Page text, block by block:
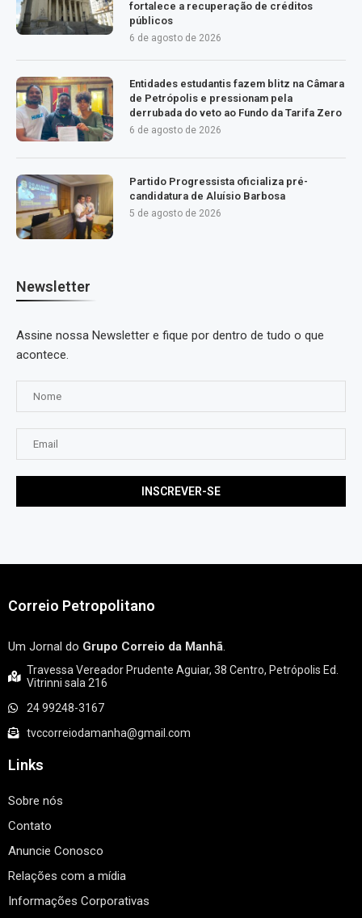
fortalece a recuperação de créditos
públicos
6 de agosto de 2026
Entidades estudantis fazem blitz na Câmara
de Petrópolis e pressionam pela
derrubada do veto ao Fundo da Tarifa Zero
6 de agosto de 2026
Partido Progressista oficializa pré-
candidatura de Aluísio Barbosa
5 de agosto de 2026
Newsletter
Assine nossa Newsletter e fique por dentro de tudo o que
acontece.
Correio Petropolitano
Um Jornal do Grupo Correio da Manhã.
Travessa Vereador Prudente Aguiar, 38 Centro, Petrópolis Ed.
Vitrinni sala 216
24 99248-3167
tvccorreiodamanha@gmail.com
Links
Sobre nós
Contato
Anuncie Conosco
Relações com a mídia
Informações Corporativas